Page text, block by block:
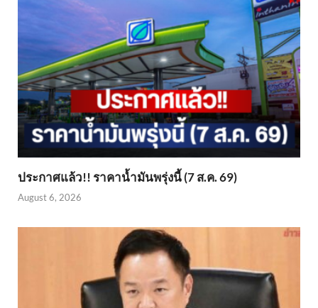
ประกาศแล้ว!! ราคาน้ำมันพรุ่งนี้ (7 ส.ค. 69)
August 6, 2026